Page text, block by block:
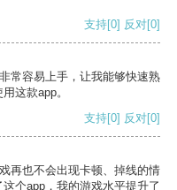
支持[0] 反对[0]
常容易上手，让我能够快速熟
这款app。
支持[0] 反对[0]
再也不会出现卡顿、掉线的情
个app，我的游戏水平提升了